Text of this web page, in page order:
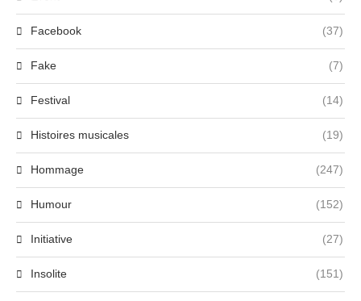
Facebook (37)
Fake (7)
Festival (14)
Histoires musicales (19)
Hommage (247)
Humour (152)
Initiative (27)
Insolite (151)